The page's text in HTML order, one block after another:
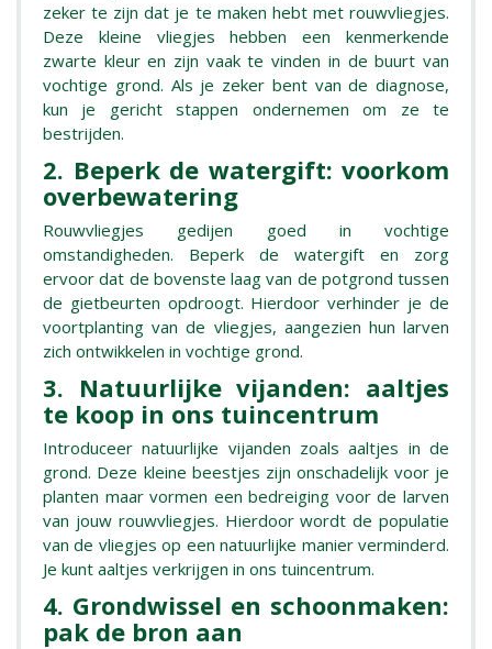
zeker te zijn dat je te maken hebt met rouwvliegjes.
Deze kleine vliegjes hebben een kenmerkende
zwarte kleur en zijn vaak te vinden in de buurt van
vochtige grond. Als je zeker bent van de diagnose,
kun je gericht stappen ondernemen om ze te
bestrijden.
2. Beperk de watergift: voorkom
overbewatering
Rouwvliegjes gedijen goed in vochtige
omstandigheden. Beperk de watergift en zorg
ervoor dat de bovenste laag van de potgrond tussen
de gietbeurten opdroogt. Hierdoor verhinder je de
voortplanting van de vliegjes, aangezien hun larven
zich ontwikkelen in vochtige grond.
3. Natuurlijke vijanden: aaltjes
te koop in ons tuincentrum
Introduceer natuurlijke vijanden zoals aaltjes in de
grond. Deze kleine beestjes zijn onschadelijk voor je
planten maar vormen een bedreiging voor de larven
van jouw rouwvliegjes. Hierdoor wordt de populatie
van de vliegjes op een natuurlijke manier verminderd.
Je kunt aaltjes verkrijgen in ons tuincentrum.
4. Grondwissel en schoonmaken:
pak de bron aan